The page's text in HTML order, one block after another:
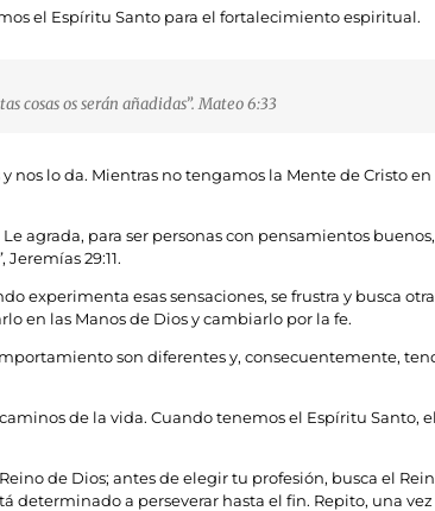
el Espíritu Santo para el fortalecimiento espiritual.
cosas os serán añadidas”. Mateo 6:33
nos lo da. Mientras no tengamos la Mente de Cristo
agrada, para ser personas con pensamientos
, Jeremías 29:11.
experimenta esas sensaciones, se frustra y busca
en las Manos de Dios y cambiarlo por la fe.
son diferentes y, consecuentemente,
de la vida. Cuando tenemos el Espíritu Santo,
de Dios; antes de elegir tu profesión, busca el
a perseverar hasta el fin. Repito, una